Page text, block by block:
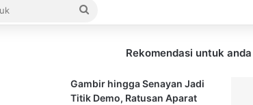
Rekomendasi untuk anda
Gambir hingga Senayan Jadi
Titik Demo, Ratusan Aparat